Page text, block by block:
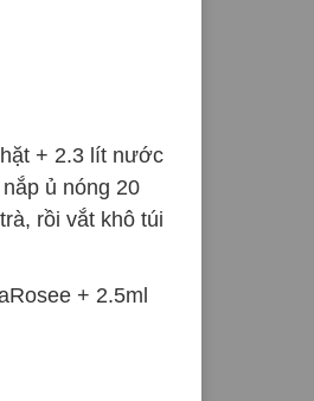
+ 2.3 lít nước
ủ nóng 20
rồi vắt khô túi
+ 2.5ml